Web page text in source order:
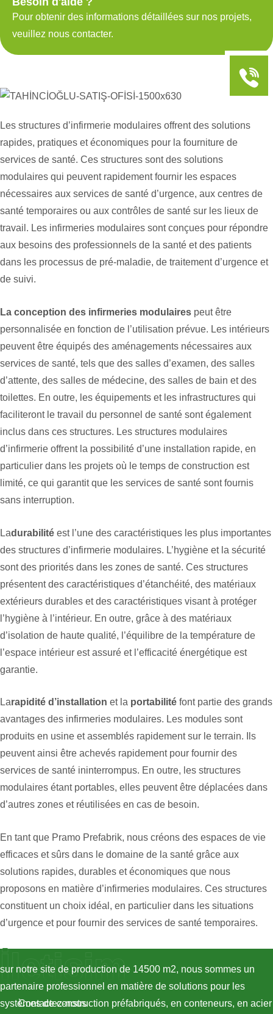
Pour obtenir des informations détaillées sur nos projets,
veuillez nous contacter.
Les structures d’infirmerie modulaires offrent des solutions
rapides, pratiques et économiques pour la fourniture de
services de santé. Ces structures sont des solutions
modulaires qui peuvent rapidement fournir les espaces
nécessaires aux services de santé d’urgence, aux centres de
santé temporaires ou aux contrôles de santé sur les lieux de
travail. Les infirmeries modulaires sont conçues pour répondre
aux besoins des professionnels de la santé et des patients
dans les processus de pré-maladie, de traitement d’urgence et
de suivi.
La conception des infirmeries modulaires peut être
personnalisée en fonction de l’utilisation prévue. Les intérieurs
peuvent être équipés des aménagements nécessaires aux
services de santé, tels que des salles d’examen, des salles
d’attente, des salles de médecine, des salles de bain et des
toilettes. En outre, les équipements et les infrastructures qui
faciliteront le travail du personnel de santé sont également
inclus dans ces structures. Les structures modulaires
d’infirmerie offrent la possibilité d’une installation rapide, en
particulier dans les projets où le temps de construction est
limité, ce qui garantit que les services de santé sont fournis
sans interruption.
Ladurabilité est l’une des caractéristiques les plus importantes
des structures d’infirmerie modulaires. L’hygiène et la sécurité
sont des priorités dans les zones de santé. Ces structures
présentent des caractéristiques d’étanchéité, des matériaux
extérieurs durables et des caractéristiques visant à protéger
l’hygiène à l’intérieur. En outre, grâce à des matériaux
d’isolation de haute qualité, l’équilibre de la température de
l’espace intérieur est assuré et l’efficacité énergétique est
garantie.
Larapidité d’installation et la portabilité font partie des grands
avantages des infirmeries modulaires. Les modules sont
produits en usine et assemblés rapidement sur le terrain. Ils
peuvent ainsi être achevés rapidement pour fournir des
services de santé ininterrompus. En outre, les structures
modulaires étant portables, elles peuvent être déplacées dans
d’autres zones et réutilisées en cas de besoin.
En tant que Pramo Prefabrik, nous créons des espaces de vie
efficaces et sûrs dans le domaine de la santé grâce aux
solutions rapides, durables et économiques que nous
proposons en matière d’infirmeries modulaires. Ces structures
constituent un choix idéal, en particulier dans les situations
d’urgence et pour fournir des services de santé temporaires.
sur notre site de production de 14500 m2, nous sommes un
partenaire professionnel en matière de solutions pour les
systèmes de construction préfabriqués, en conteneurs, en acier
İletişim
Contactez-nous